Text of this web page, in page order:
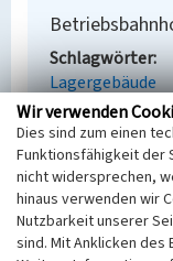
Schlagwörter
Lagergebäude
Ort
Forst
Alternativer
Barsc (Luzyca)
Fachsicht(en)
Denkmalpflege
Wir verwenden
Dies sind zum einen
Funktionsfähigkeit der
nicht widersprechen,
hinaus verwenden wir
Nutzbarkeit unserer
sind. Mit Anklicken des